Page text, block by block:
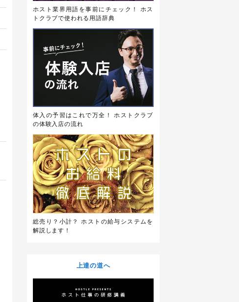
ホスト業界用語を事前にチェック！ ホス
トクラブで使われる用語辞典
体入の予習はこれで万全！ ホストクラブ
の体験入店の流れ
総売り？小計？ ホストの給与システムを
解説します！
上達の道へ